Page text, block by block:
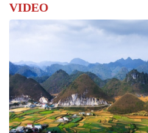
VIDEO